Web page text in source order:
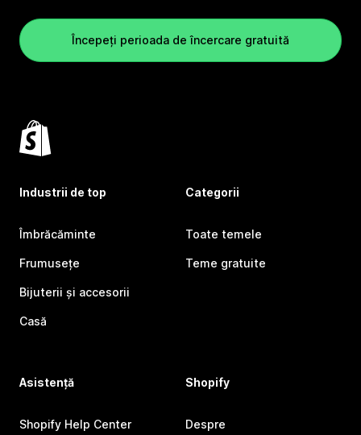
Începeți perioada de încercare gratuită
Industrii de top
Îmbrăcăminte
Frumusețe
Bijuterii și accesorii
Casă
Categorii
Toate temele
Teme gratuite
Asistență
Shopify Help Center
Shopify
Despre